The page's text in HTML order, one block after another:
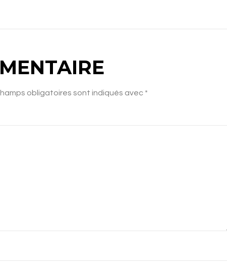
obligatoires sont indiqués avec *